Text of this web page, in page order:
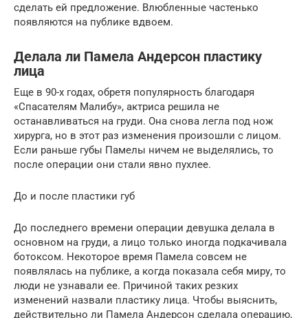
сделать ей предложение. Влюбленные частенько
появляются на публике вдвоем.
Делала ли Памела Андерсон пластику
лица
Еще в 90-х годах, обретя популярность благодаря
«Спасателям Малибу», актриса решила не
останавливаться на груди. Она снова легла под нож
хирурга, но в этот раз изменения произошли с лицом.
Если раньше губы Памелы ничем не выделялись, то
после операции они стали явно пухлее.
До и после пластики губ
До последнего времени операции девушка делала в
основном на груди, а лицо только иногда подкачивала
ботоксом. Некоторое время Памела совсем не
появлялась на публике, а когда показала себя миру, то
люди не узнавали ее. Причиной таких резких
изменений назвали пластику лица. Чтобы выяснить,
действительно ли Памела Андерсон сделала операцию,